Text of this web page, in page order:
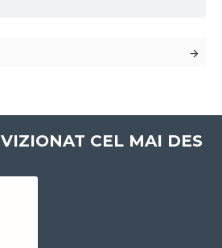
VIZIONAT CEL MAI DES